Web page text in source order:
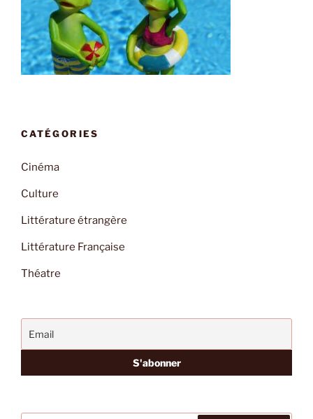
CATÉGORIES
Cinéma
Culture
Littérature étrangère
Littérature Française
Théatre